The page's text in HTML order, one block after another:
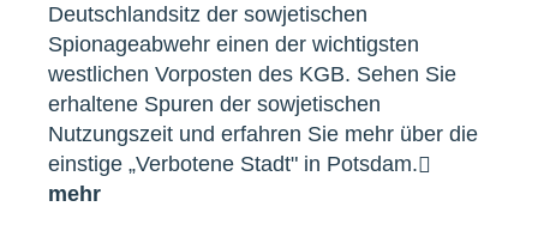
Deutschlandsitz der sowjetischen
Spionageabwehr einen der wichtigsten
westlichen Vorposten des KGB. Sehen Sie
erhaltene Spuren der sowjetischen
Nutzungszeit und erfahren Sie mehr über die
einstige „Verbotene Stadt" in Potsdam.
mehr